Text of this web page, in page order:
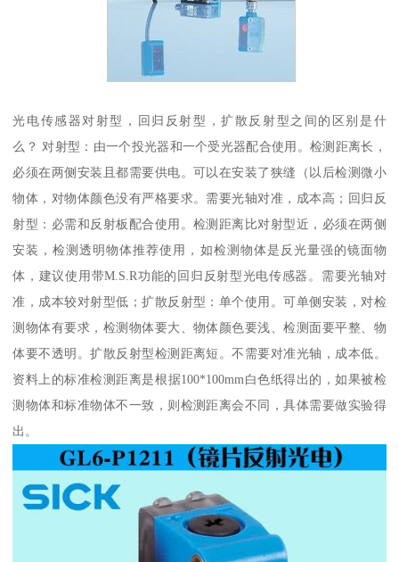
光电传感器对射型，回归反射型，扩散反射型之间的区别是什
么？ 对射型：由一个投光器和一个受光器配合使用。检测距离长，
必须在两侧安装且都需要供电。可以在安装了狭缝（以后检测微小
物体，对物体颜色没有严格要求。需要光轴对准，成本高；回归反
射型：必需和反射板配合使用。检测距离比对射型近，必须在两侧
安装，检测透明物体推荐使用，如检测物体是反光量强的镜面物
体，建议使用带M.S.R功能的回归反射型光电传感器。需要光轴对
准，成本较对射型低；扩散反射型：单个使用。可单侧安装，对检
测物体有要求，检测物体要大、物体颜色要浅、检测面要平整、物
体要不透明。扩散反射型检测距离短。不需要对准光轴，成本低。
资料上的标准检测距离是根据100*100mm白色纸得出的，如果被检
测物体和标准物体不一致，则检测距离会不同，具体需要做实验得
出。